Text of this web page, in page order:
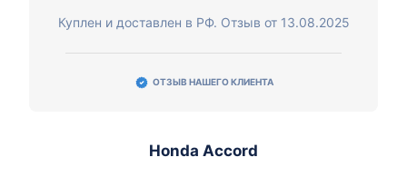
Куплен и доставлен в РФ. Отзыв от 13.08.2025
ОТЗЫВ НАШЕГО КЛИЕНТА
Honda Accord